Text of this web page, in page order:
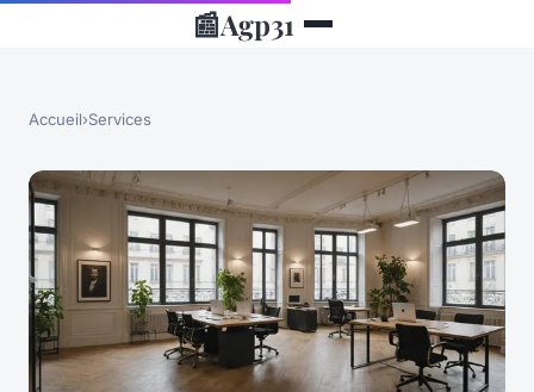
📰Agp31
Accueil›Services